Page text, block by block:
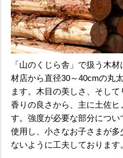
「山のくじら舎」で扱う木
材店から直径30～40cmの丸
ます。木目の美しさ、そし
香りの良さから、主に土佐ヒ
す。強度が必要な部分につ
使用し、小さなお子さまが
ないように工夫しております